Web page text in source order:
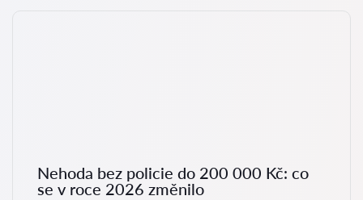
Nehoda bez policie do 200 000 Kč: co
se v roce 2026 změnilo